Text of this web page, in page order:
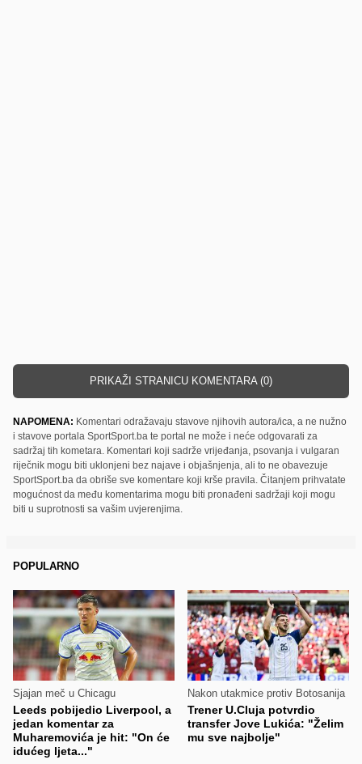
PRIKAŽI STRANICU KOMENTARA (0)
NAPOMENA: Komentari odražavaju stavove njihovih autora/ica, a ne nužno
i stavove portala SportSport.ba te portal ne može i neće odgovarati za
sadržaj tih kometara. Komentari koji sadrže vrijeđanja, psovanja i vulgaran
riječnik mogu biti uklonjeni bez najave i objašnjenja, ali to ne obavezuje
SportSport.ba da obriše sve komentare koji krše pravila. Čitanjem prihvatate
mogućnost da među komentarima mogu biti pronađeni sadržaji koji mogu
biti u suprotnosti sa vašim uvjerenjima.
POPULARNO
Sjajan meč u Chicagu
Leeds pobijedio Liverpool, a
jedan komentar za
Muharemovića je hit: "On će
idućeg ljeta..."
Nakon utakmice protiv Botosanija
Trener U.Cluja potvrdio
transfer Jove Lukića: "Želim
mu sve najbolje"